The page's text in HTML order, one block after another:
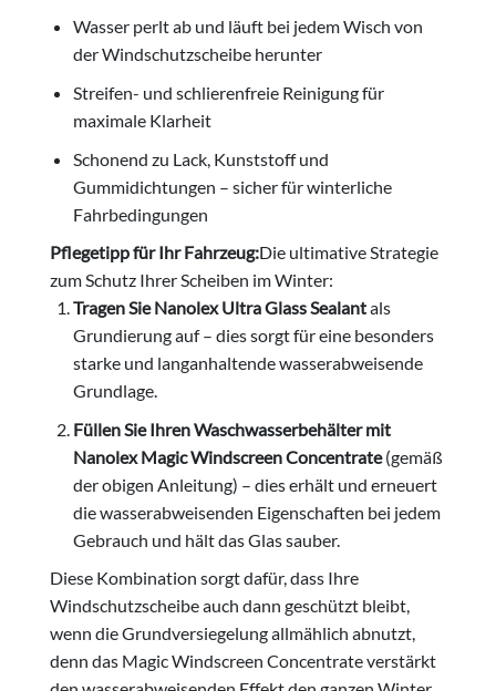
Wasser perlt ab und läuft bei jedem Wisch von
der Windschutzscheibe herunter
Streifen- und schlierenfreie Reinigung für
maximale Klarheit
Schonend zu Lack, Kunststoff und
Gummidichtungen – sicher für winterliche
Fahrbedingungen
Pflegetipp für Ihr Fahrzeug:Die ultimative Strategie
zum Schutz Ihrer Scheiben im Winter:
Tragen Sie Nanolex Ultra Glass Sealantals
Grundierung auf – dies sorgt für eine besonders
starke und langanhaltende wasserabweisende
Grundlage.
Füllen Sie Ihren Waschwasserbehälter mit
Nanolex Magic Windscreen Concentrate(gemäß
der obigen Anleitung) – dies erhält und erneuert
die wasserabweisenden Eigenschaften bei jedem
Gebrauch und hält das Glas sauber.
Diese Kombination sorgt dafür, dass Ihre
Windschutzscheibe auch dann geschützt bleibt,
wenn die Grundversiegelung allmählich abnutzt,
denn das Magic Windscreen Concentrate verstärkt